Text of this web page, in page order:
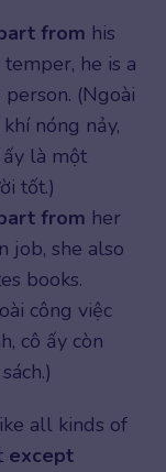
from his
temper, he is a
person. (Ngoài
nóng nảy,
ấy là một
tốt.)
from her
job, she also
books.
công việc
cô ấy còn
all kinds of
except